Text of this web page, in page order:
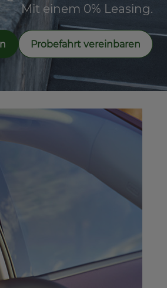
Mit einem 0% Leasing.
Probefahrt vereinbaren